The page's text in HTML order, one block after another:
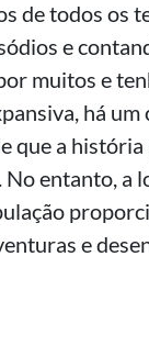
de todos os
e
muitos e
há um
que a
No entanto, a
e